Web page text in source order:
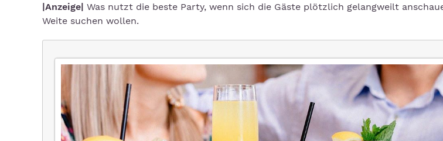
|Anzeige| Was nutzt die beste Party, wenn sich die Gäste plötzlich gelangweilt
Weite suchen wollen.